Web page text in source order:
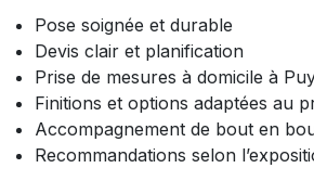
Pose soignée et durable
Devis clair et planification
Prise de mesures à domicile à
Finitions et options adaptées au
Accompagnement de bout en
Recommandations selon